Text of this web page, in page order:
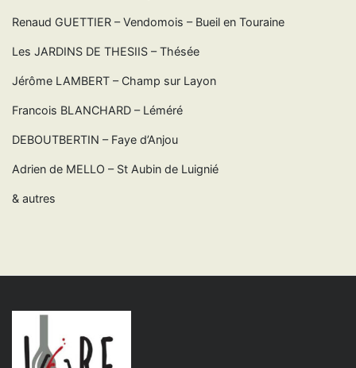
Renaud GUETTIER – Vendomois – Bueil en Touraine
Les JARDINS DE THESIIS – Thésée
Jérôme LAMBERT – Champ sur Layon
Francois BLANCHARD – Léméré
DEBOUTBERTIN – Faye d’Anjou
Adrien de MELLO – St Aubin de Luignié
& autres